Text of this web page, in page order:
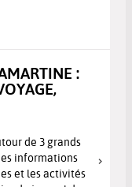
:
de 3 grands
informations
et les activités